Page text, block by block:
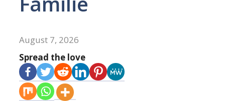
August 7, 2026
Spread the love